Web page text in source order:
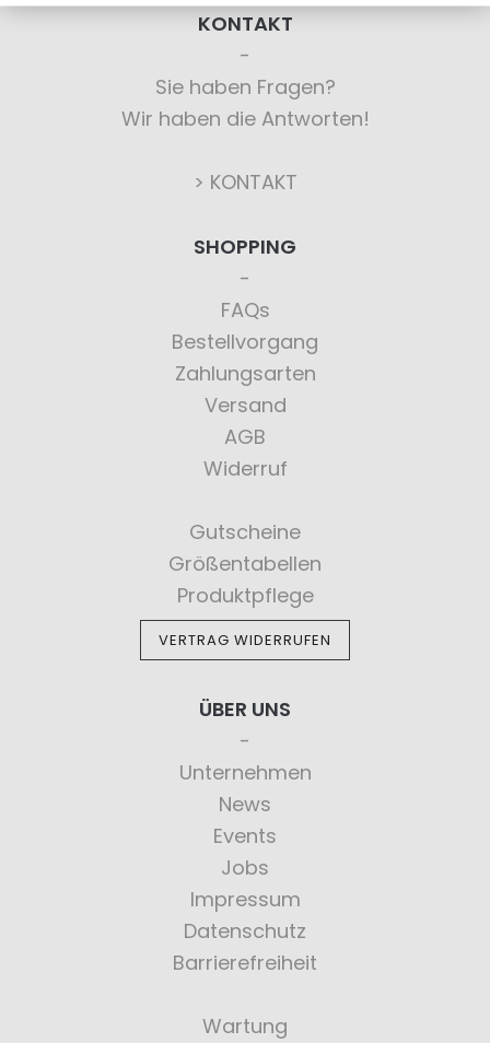
KONTAKT
Sie haben Fragen?
Wir haben die Antworten!
> KONTAKT
SHOPPING
FAQs
Bestellvorgang
Zahlungsarten
Versand
AGB
Widerruf
Gutscheine
Größentabellen
Produktpflege
VERTRAG WIDERRUFEN
ÜBER UNS
Unternehmen
News
Events
Jobs
Impressum
Datenschutz
Barrierefreiheit
Wartung